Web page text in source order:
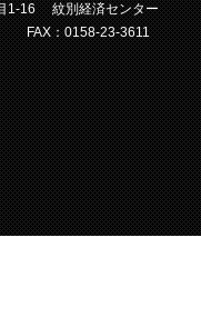
1-16 紋別経済センター
FAX：0158-23-3611